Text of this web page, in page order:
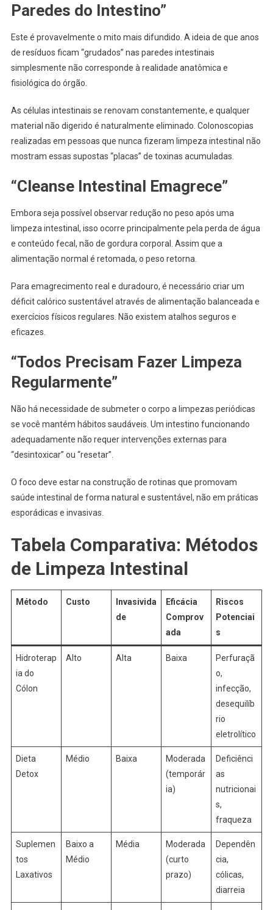
Paredes do Intestino”
Este é provavelmente o mito mais difundido. A ideia de que anos
de resíduos ficam “grudados” nas paredes intestinais
simplesmente não corresponde à realidade anatômica e
fisiológica do órgão.
As células intestinais se renovam constantemente, e qualquer
material não digerido é naturalmente eliminado. Colonoscopias
realizadas em pessoas que nunca fizeram limpeza intestinal não
mostram essas supostas “placas” de toxinas acumuladas.
“Cleanse Intestinal Emagrece”
Embora seja possível observar redução no peso após uma
limpeza intestinal, isso ocorre principalmente pela perda de água
e conteúdo fecal, não de gordura corporal. Assim que a
alimentação normal é retomada, o peso retorna.
Para emagrecimento real e duradouro, é necessário criar um
déficit calórico sustentável através de alimentação balanceada e
exercícios físicos regulares. Não existem atalhos seguros e
eficazes.
“Todos Precisam Fazer Limpeza
Regularmente”
Não há necessidade de submeter o corpo a limpezas periódicas
se você mantém hábitos saudáveis. Um intestino funcionando
adequadamente não requer intervenções externas para
“desintoxicar” ou “resetar”.
O foco deve estar na construção de rotinas que promovam
saúde intestinal de forma natural e sustentável, não em práticas
esporádicas e invasivas.
Tabela Comparativa: Métodos
de Limpeza Intestinal
Método Custo
Invasivida
de
Eficácia
Comprov
ada
Riscos
Potenciai
s
Hidroterap
ia do
Cólon
Alto Alta Baixa
Perfuraçã
o,
infecção,
desequilíb
rio
eletrolítico
Dieta
Detox
Médio Baixa
Moderada
(temporár
ia)
Deficiênci
as
nutricionai
s,
fraqueza
Suplemen
tos
Laxativos
Baixo a
Médio
Média
Moderada
(curto
prazo)
Dependên
cia,
cólicas,
diarreia